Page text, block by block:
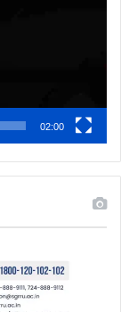
02:00